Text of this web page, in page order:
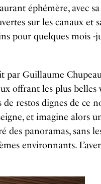
éphémère, avec
sur les canaux et
pour quelques mois -
par Guillaume
offrant les plus belles
restos dignes de ce
et imagine alors
des panoramas, sans
environnants.